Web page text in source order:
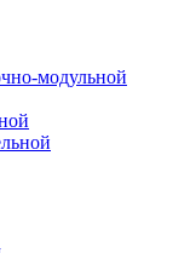
модульной